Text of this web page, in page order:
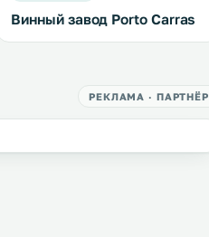
Винный завод Porto Carras
РЕКЛАМА · ПАРТНЁР